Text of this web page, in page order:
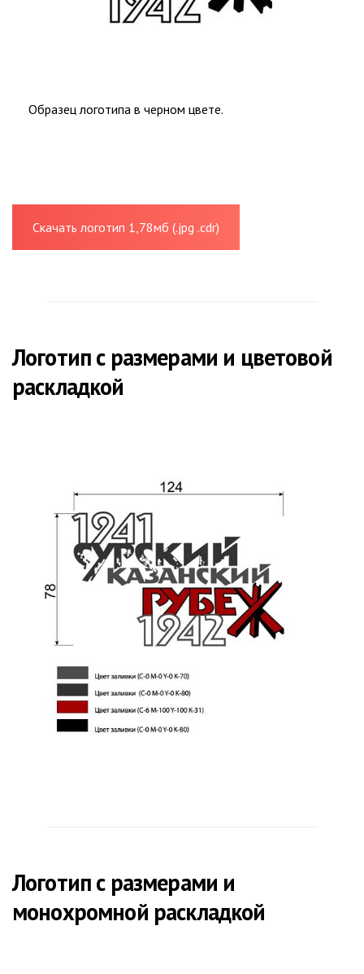
Образец логотипа в черном цвете.
Скачать логотип 1,78мб (.jpg .cdr)
Логотип с размерами и цветовой
раскладкой
Логотип с размерами и
монохромной раскладкой